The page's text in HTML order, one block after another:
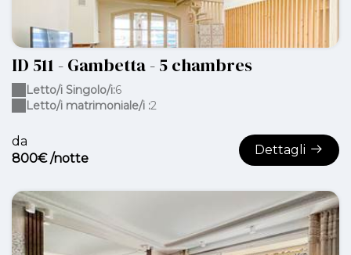
ID 511 - Gambetta - 5 chambres
da
800€ /notte
Dettagli
Letto/i Singolo/i:6
Letto/i matrimoniale/i :2